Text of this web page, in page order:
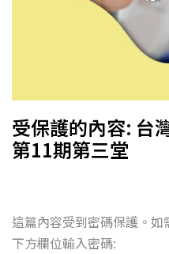
受保護的內容: 台
第11期第三堂
這篇內容受到密碼保護。
下方欄位輸入密碼: